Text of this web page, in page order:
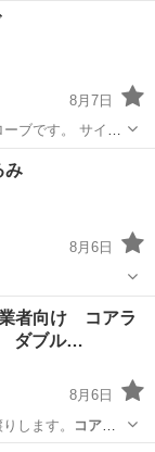
8月7日
です。 サイズ
み
8月6日
者向け コアラ
ダブル…
8月6日
譲りします。
コアラ